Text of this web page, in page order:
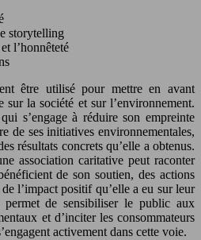
storytelling
l’honnêteté
être utilisé pour mettre en avant
sur la société et sur l’environnement.
s’engage à réduire son empreinte
de ses initiatives environnementales,
résultats concrets qu’elle a obtenus.
association caritative peut raconter
de son soutien, des actions
l’impact positif qu’elle a eu sur leur
de sensibiliser le public aux
et d’inciter les consommateurs
activement dans cette voie.